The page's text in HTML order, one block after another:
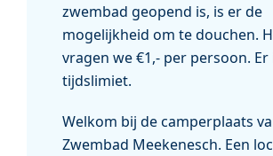
zwembad geopend is, is er de
mogelijkheid om te douchen.
vragen we €1,- per persoon. Er
tijdslimiet.
Welkom bij de camperplaats
Zwembad Meekenesch. Een